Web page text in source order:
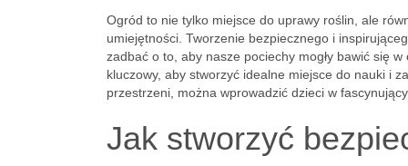
Ogród to nie tylko miejsce do uprawy roślin, ale
umiejętności. Tworzenie bezpiecznego i
zadbać o to, aby nasze pociechy mogły bawić się
kluczowy, aby stworzyć idealne miejsce do nauki i
przestrzeni, można wprowadzić dzieci w
Jak stworzyć